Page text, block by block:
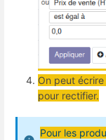
On peut
pour rectifier.
Pour les